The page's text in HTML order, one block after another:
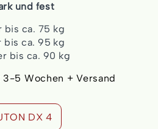
und fest
bis ca. 75 kg
bis ca. 95 kg
bis ca. 90 kg
5 Wochen + Versand
DX 4